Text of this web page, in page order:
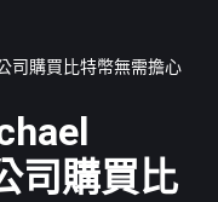
司購買比特幣無需擔心
司購買比